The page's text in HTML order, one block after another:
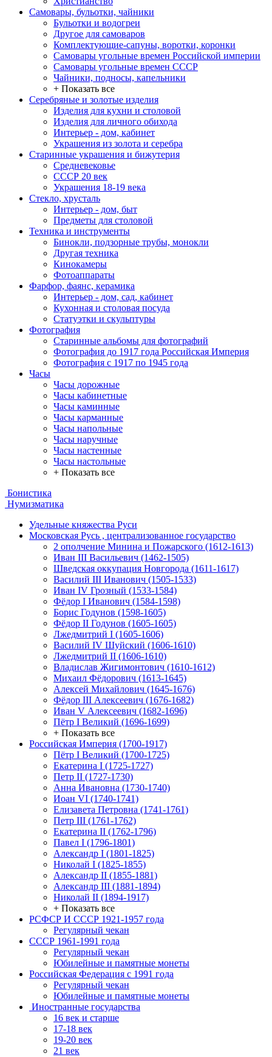
Самовары, бульотки, чайники
Бульотки и водогреи
Другое для самоваров
Комплектующие-сапуны, воротки, коронки
Самовары угольные времен Российской империи
Самовары угольные времен СССР
Чайники, подносы, капельники
+ Показать все
Серебряные и золотые изделия
Изделия для кухни и столовой
Изделия для личного обихода
Интерьер - дом, кабинет
Украшения из золота и серебра
Старинные украшения и бижутерия
Средневековье
СССР 20 век
Украшения 18-19 века
Стекло, хрусталь
Интерьер - дом, быт
Предметы для столовой
Техника и инструменты
Бинокли, подзорные трубы, монокли
Другая техника
Кинокамеры
Фотоаппараты
Фарфор, фаянс, керамика
Интерьер - дом, сад, кабинет
Кухонная и столовая посуда
Статуэтки и скульптуры
Фотография
Старинные альбомы для фотографий
Фотография до 1917 года Российская Империя
Фотография с 1917 по 1945 года
Часы
Часы дорожные
Часы кабинетные
Часы каминные
Часы карманные
Часы напольные
Часы наручные
Часы настенные
Часы настольные
+ Показать все
Бонистика
Нумизматика
Удельные княжества Руси
Московская Русь , централизованное государство
2 ополчение Минина и Пожарского (1612-1613)
Иван III Васильевич (1462-1505)
Шведская оккупация Новгорода (1611-1617)
Василий III Иванович (1505-1533)
Иван IV Грозный (1533-1584)
Фёдор I Иванович (1584-1598)
Борис Годунов (1598-1605)
Фёдор II Годунов (1605-1605)
Лжедмитрий I (1605-1606)
Василий IV Шуйский (1606-1610)
Лжедмитрий II (1606-1610)
Владислав Жигимонтович (1610-1612)
Михаил Фёдорович (1613-1645)
Алексей Михайлович (1645-1676)
Фёдор III Алексеевич (1676-1682)
Иван V Алексеевич (1682-1696)
Пётр I Великий (1696-1699)
+ Показать все
Российская Империя (1700-1917)
Пётр I Великий (1700-1725)
Екатерина I (1725-1727)
Петр II (1727-1730)
Анна Ивановна (1730-1740)
Иоан VI (1740-1741)
Елизавета Петровна (1741-1761)
Петр III (1761-1762)
Екатерина II (1762-1796)
Павел I (1796-1801)
Александр I (1801-1825)
Николай I (1825-1855)
Александр II (1855-1881)
Александр III (1881-1894)
Николай II (1894-1917)
+ Показать все
РСФСР И СССР 1921-1957 года
Регулярный чекан
СССР 1961-1991 года
Регулярный чекан
Юбилейные и памятные монеты
Российская Федерация с 1991 года
Регулярный чекан
Юбилейные и памятные монеты
Иностранные государства
16 век и старше
17-18 век
19-20 век
21 век